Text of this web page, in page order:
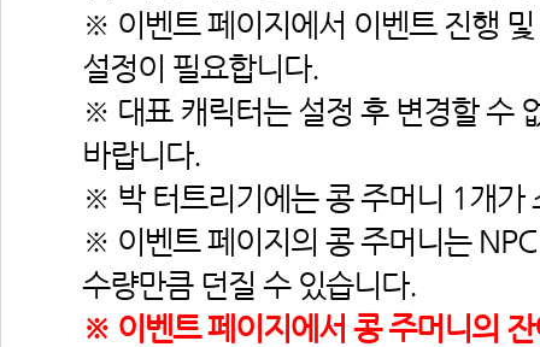
※ 이벤트 페이지에서 이벤트 진행
설정이 필요합니다.
※ 대표 캐릭터는 설정 후 변경할 수
바랍니다.
※ 박 터트리기에는 콩 주머니 1개가
※ 이벤트 페이지의 콩 주머니는
수량만큼 던질 수 있습니다.
※ 이벤트 페이지에서 콩 주머니의